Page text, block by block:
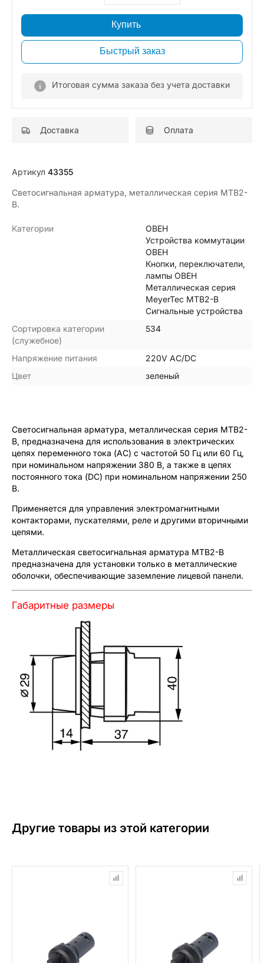
Купить
Быстрый заказ
Итоговая сумма заказа без учета доставки
Доставка Оплата
Артикул 43355
Светосигнальная арматура, металлическая серия MTB2-
B.
Категории
ОВЕН
Устройства коммутации
ОВЕН
Кнопки, переключатели,
лампы ОВЕН
Металлическая серия
MeyerTec МТВ2-В
Сигнальные устройства
Сортировка категории
(служебное)
534
Напряжение питания
220V AC/DC
Цвет
зеленый
Светосигнальная арматура, металлическая серия MTB2-
B, предназначена для использования в электрических
цепях переменного тока (АС) с частотой 50 Гц или 60 Гц,
при номинальном напряжении 380 В, а также в цепях
постоянного тока (DC) при номинальном напряжении 250
В.
Применяется для управления электромагнитными
контакторами, пускателями, реле и другими вторичными
цепями.
Металлическая светосигнальная арматура MTB2-B
предназначена для установки только в металлические
оболочки, обеспечивающие заземление лицевой панели.
Габаритные размеры
Другие товары из этой категории